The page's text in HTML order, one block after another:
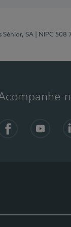
Sénior, SA | NIPC 508